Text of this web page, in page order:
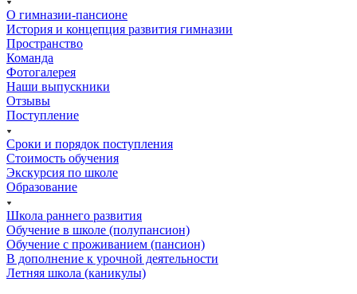
О гимназии-пансионе
История и концепция развития гимназии
Пространство
Команда
Фотогалерея
Наши выпускники
Отзывы
Поступление
Сроки и порядок поступления
Стоимость обучения
Экскурсия по школе
Образование
Школа раннего развития
Обучение в школе (полупансион)
Обучение с проживанием (пансион)
В дополнение к урочной деятельности
Летняя школа (каникулы)